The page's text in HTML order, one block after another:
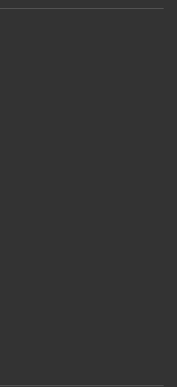
示されるということ
です。SEO評価を下
ことも重要な課題の
入した
Microsoft法人アカウン
た。
リアル